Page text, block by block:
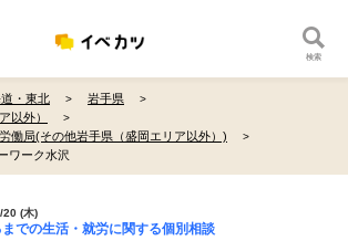
検索
・東北
岩手県
以外）
働局(その他岩手県（盛岡エリア以外）)
ワーク水沢
20 (木)
での生活・就労に関する個別相談